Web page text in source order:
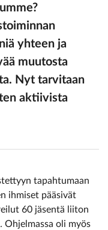
yhteen ja
muutosta
Nyt tarvitaan
aktiivista
tapahtumaan
ihmiset pääsivät
60 jäsentä liiton
Ohjelmassa oli myös